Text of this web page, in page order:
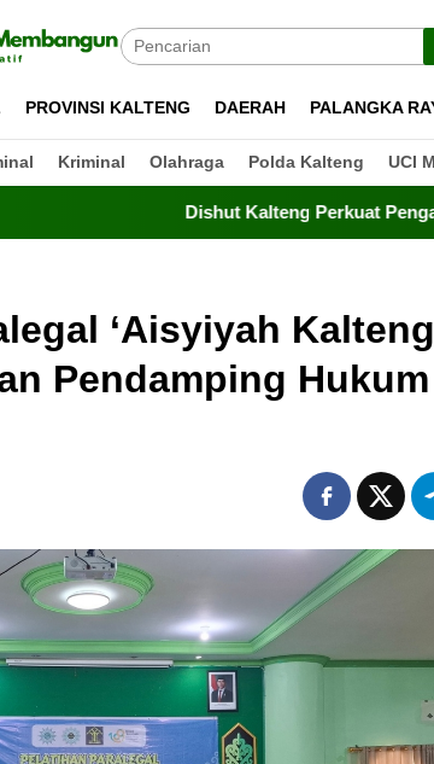
PROVINSI KALTENG DAERAH PALANGKA
Kriminal Olahraga Polda Kalteng UCI
Dishut Kalteng Perkuat Pengawasan Tahura,
‘Aisyiyah Kalteng
Pendamping Hukum